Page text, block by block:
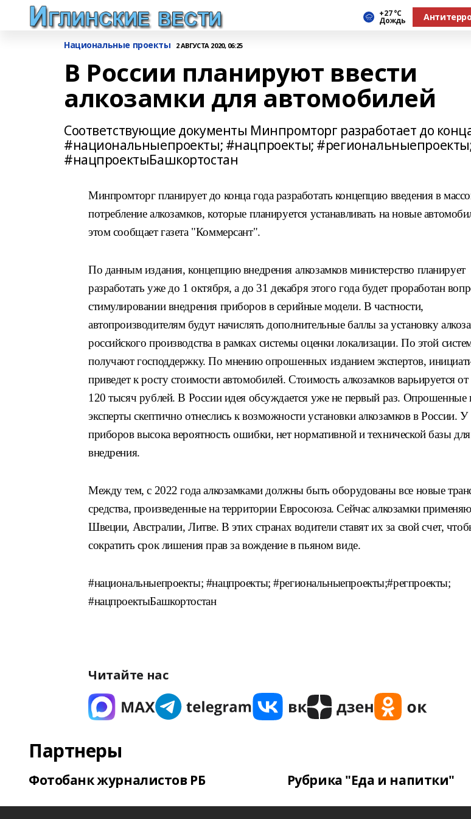
+27 °С
Дождь
Национальные проекты 2 АВГУСТА 2020, 06:25
В России планируют ввести
алкозамки для автомобилей
Соответствующие документы Минпромторг разработает до
#национальныепроекты; #нацпроекты;
#нацпроектыБашкортостан
Минпромторг планирует до конца года разработать концепцию введения в
потребление алкозамков, которые планируется устанавливать на новые
этом сообщает газета "Коммерсант".
По данным издания, концепцию внедрения алкозамков министерство планирует
разработать уже до 1 октября, а до 31 декабря этого года будет проработан
стимулировании внедрения приборов в серийные модели. В частности,
автопроизводителям будут начислять дополнительные баллы за установку
российского производства в рамках системы оценки локализации. По этой
получают господдержку. По мнению опрошенных изданием экспертов,
приведет к росту стоимости автомобилей. Стоимость алкозамков варьируется
120 тысяч рублей. В России идея обсуждается уже не первый раз. Опрошенные
эксперты скептично отнеслись к возможности установки алкозамков в России. У
приборов высока вероятность ошибки, нет нормативной и технической базы
внедрения.
Между тем, с 2022 года алкозамками должны быть оборудованы все новые
средства, произведенные на территории Евросоюза. Сейчас алкозамки
Швеции, Австралии, Литве. В этих странах водители ставят их за свой счет,
сократить срок лишения прав за вождение в пьяном виде.
#национальныепроекты; #нацпроекты; #региональныепроекты;#регпроекты;
#нацпроектыБашкортостан
Читайте нас
Партнеры
Фотобанк журналистов РБ Рубрика "Еда и напитки"